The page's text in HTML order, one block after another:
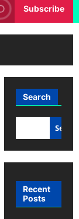
Subscribe
Search
Recent
Posts